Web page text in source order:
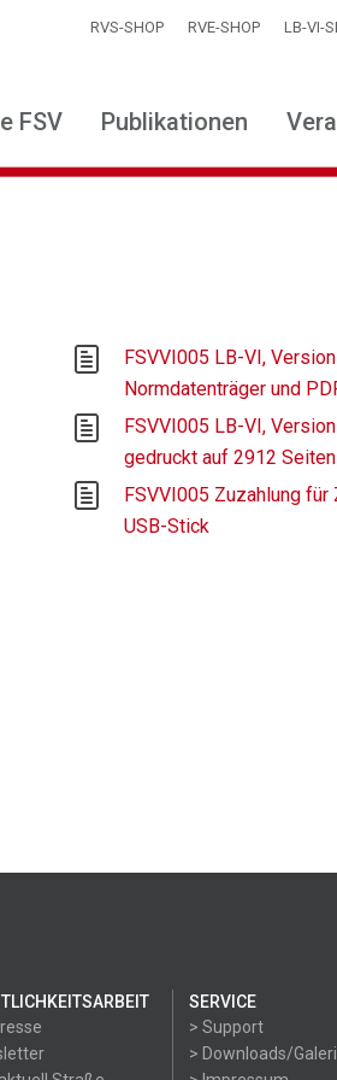
RVS-SHOP RVE-SHOP LB-VI-
FSV Publikationen
FSVVI005 LB-VI,
Normdatenträger und
FSVVI005 LB-VI,
gedruckt auf 2912 Seiten
FSVVI005 Zuzahlung
USB-Stick
SERVICE
> Support
> Downloads/